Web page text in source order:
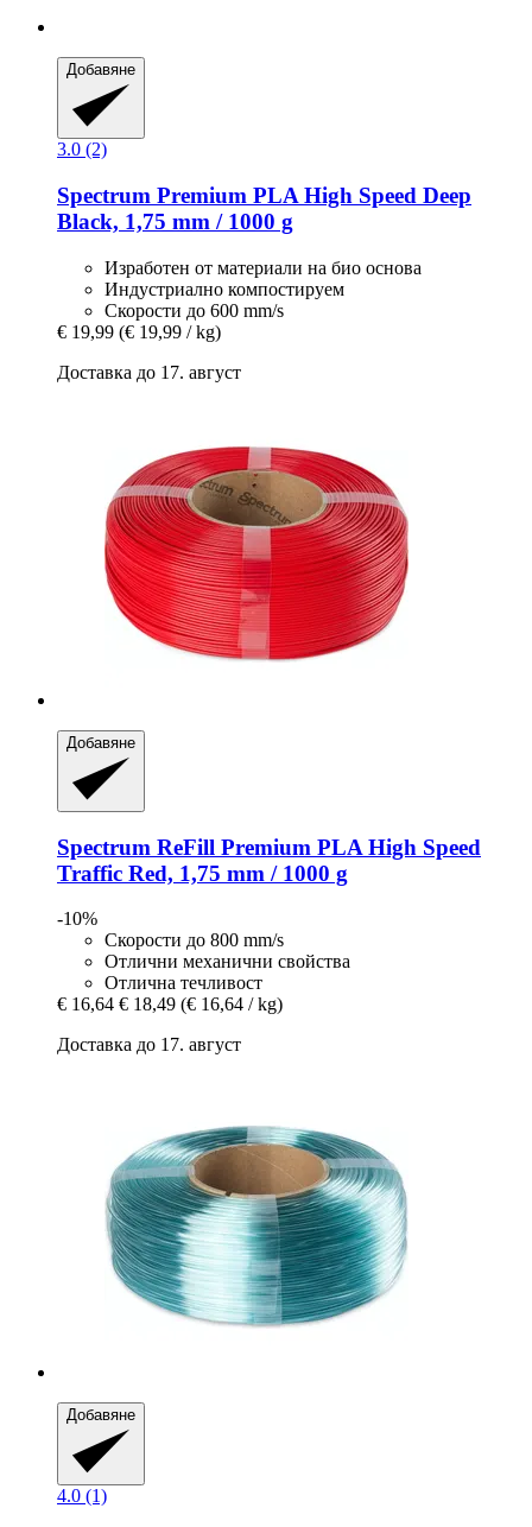
Добавяне
3.0 (2)
Spectrum Premium PLA High Speed Deep
Black, 1,75 mm / 1000 g
Изработен от материали на био основа
Индустриално компостируем
Скорости до 600 mm/s
€ 19,99 (€ 19,99 / kg)
Доставка до 17. август
Добавяне
Spectrum ReFill Premium PLA High Speed
Traffic Red, 1,75 mm / 1000 g
-10%
Скорости до 800 mm/s
Отлични механични свойства
Отлична течливост
€ 16,64 € 18,49 (€ 16,64 / kg)
Доставка до 17. август
Добавяне
4.0 (1)